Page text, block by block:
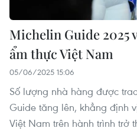
Michelin Guide 2025
ẩm thực Việt Nam
05/06/2025 15:06
Số lượng nhà hàng được
Guide tăng lên, khẳng định
Việt Nam trên hành trình trở